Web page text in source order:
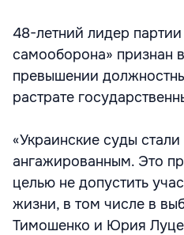
48-летний лидер
самооборона» признан
превышении
растрате
«Украинские суды
ангажированным. Это
целью не допустить
жизни, в том числе в
Тимошенко и Юрия